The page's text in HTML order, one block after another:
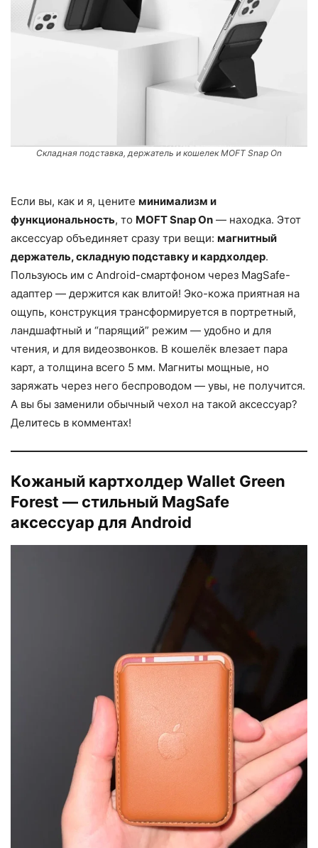
Складная подставка, держатель и кошелек MOFT Snap On
Если вы, как и я, цените минимализм и
функциональность, то MOFT Snap On — находка. Этот
аксессуар объединяет сразу три вещи: магнитный
держатель, складную подставку и кардхолдер.
Пользуюсь им с Android-смартфоном через MagSafe-
адаптер — держится как влитой! Эко-кожа приятная на
ощупь, конструкция трансформируется в портретный,
ландшафтный и “парящий” режим — удобно и для
чтения, и для видеозвонков. В кошелёк влезает пара
карт, а толщина всего 5 мм. Магниты мощные, но
заряжать через него беспроводом — увы, не получится.
А вы бы заменили обычный чехол на такой аксессуар?
Делитесь в комментах!
Кожаный картхолдер Wallet Green
Forest — стильный MagSafe
аксессуар для Android